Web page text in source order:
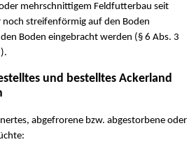
mehrschnittigem Feldfutterbau seit
streifenförmig auf den Boden
Boden eingebracht werden (§ 6 Abs. 3
und bestelltes Ackerland
abgefrorene bzw. abgestorbene oder